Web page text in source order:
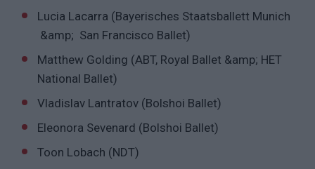
Lucia Lacarra (Bayerisches Staatsballett Munich
&amp; San Francisco Ballet)
Matthew Golding (ABT, Royal Ballet &amp; HET
National Ballet)
Vladislav Lantratov (Bolshoi Ballet)
Eleonora Sevenard (Bolshoi Ballet)
Toon Lobach (NDT)